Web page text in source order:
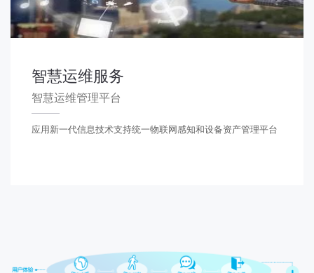
智慧运维服务
智慧运维管理平台
应用新一代信息技术支持统一物联网感知和设备资产管理平台